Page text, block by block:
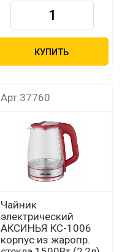
КУПИТЬ
Арт.37760
Чайник
электрический
АКСИНЬЯ КС-1006
корпус из жаропр.